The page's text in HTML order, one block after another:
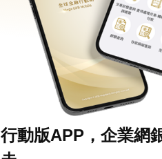
行動版APP，企業網